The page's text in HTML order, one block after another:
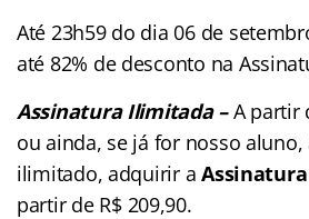
Até 23h59 do dia 06 de
até 82% de desconto na
Assinatura Ilimitada –A partir
ou ainda, se já for nosso aluno,
ilimitado, adquirir a
partir de R$ 209,90.